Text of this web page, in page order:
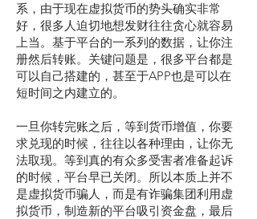
系，由于现在虚拟货币的势头确实非常
好，很多人迫切地想发财往往贪心就容易
上当。基于平台的一系列的数据，让你注
册然后转账。关键问题是，很多平台都是
可以自己搭建的，甚至于APP也是可以在
短时间之内建立的。
一旦你转完账之后，等到货币增值，你要
求兑现的时候，往往以各种理由，让你无
法取现。等到真的有众多受害者准备起诉
的时候，平台早已关闭。所以本质上并不
是虚拟货币骗人，而是有诈骗集团利用虚
拟货币，制造新的平台吸引资金盘，最后